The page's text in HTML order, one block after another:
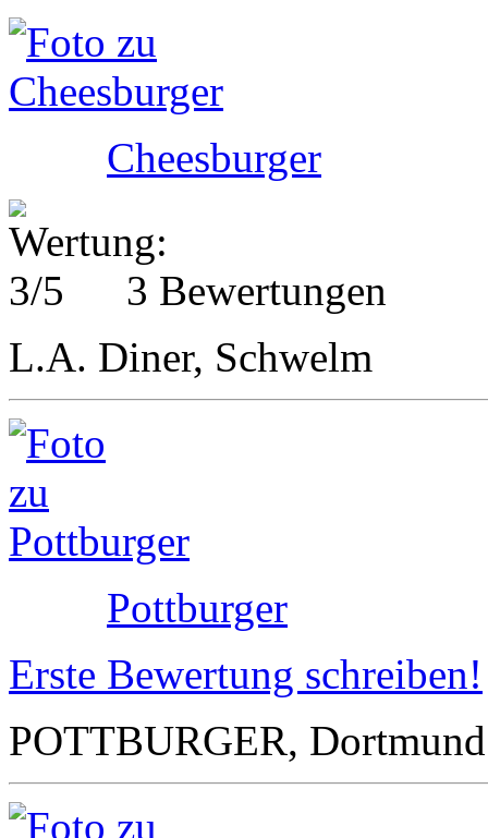
Cheesburger
3 Bewertungen
L.A. Diner, Schwelm
Pottburger
Erste Bewertung schreiben!
POTTBURGER, Dortmund